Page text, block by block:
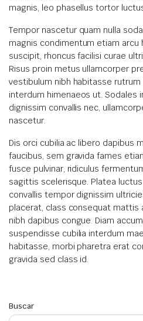
magnis, leo phasellus tortor
Tempor nascetur quam nulla
magnis condimentum etiam
suscipit, rhoncus facilisi curae
Risus proin metus ullamcorper
vestibulum nibh habitasse
interdum himenaeos ut.
dignissim convallis nec,
nascetur.
Dis orci cubilia ac libero dapibus
faucibus, sem gravida fames
fusce pulvinar, ridiculus
sagittis scelerisque. Platea
convallis tempor dignissim
placerat, class consequat mattis
nibh dapibus congue. Diam
suspendisse cubilia interdum
habitasse, morbi pharetra erat
gravida sed class id.
Buscar